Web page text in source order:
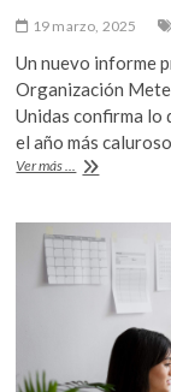
19 marzo, 2025
Un nuevo informe
Organización
Unidas confirma lo
el año más
Ver más ... La
ONU
advierte
caluroso